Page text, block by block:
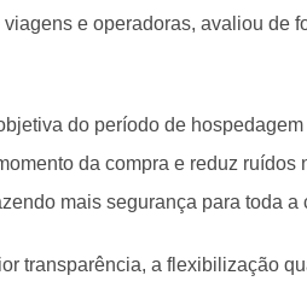
e operadoras, avaliou de
do período de
da compra e reduz ruídos
mais segurança para toda a
transparência, a flexibilização